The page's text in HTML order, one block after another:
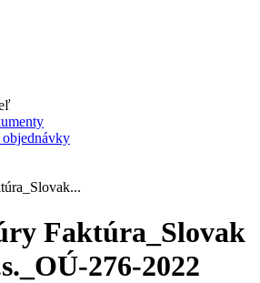
Faktúra_Slovak
276-2022